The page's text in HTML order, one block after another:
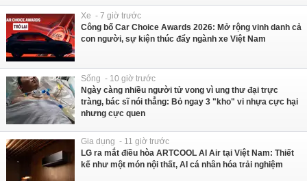
Xe - 7 giờ trước
Công bố Car Choice Awards 2026: Mở rộng vinh danh cả
con người, sự kiện thúc đẩy ngành xe Việt Nam
Sống - 10 giờ trước
Ngày càng nhiều người tử vong vì ung thư đại trực
tràng, bác sĩ nói thẳng: Bỏ ngay 3 "kho" vi nhựa cực hại
nhưng cực quen
Gia dụng - 11 giờ trước
LG ra mắt điều hòa ARTCOOL AI Air tại Việt Nam: Thiết
kế như một món nội thất, AI cá nhân hóa trải nghiệm